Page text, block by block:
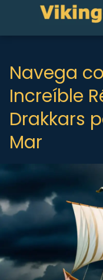
Navega
Increíble
Drakkars
Mar